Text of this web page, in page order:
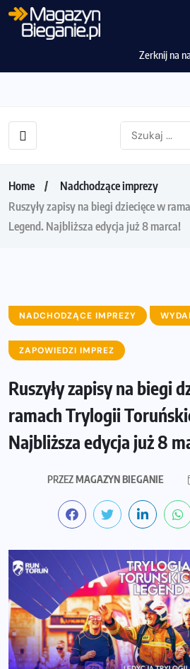
Zerknij na
Home
Nadchodzące imprezy
Ruszyły zapisy na biegi dziecięce w
Legend. Najbliższa edycja już 8 marca!
NADCHODZĄCE IMPREZY
ZAPOWIEDZI IMPREZ
Ruszyły zapisy na biegi
ramach Trylogii
Najbliższa edycja już 8
PRZEZMAGAZYN BIEGANIE